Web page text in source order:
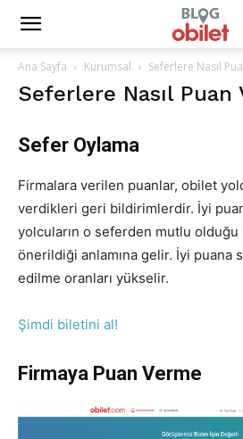
Ana Sayfa Kurumsal Seferlere Nasıl
Seferlere Nasıl Puan
Sefer Oylama
Firmalara verilen puanlar, obilet
verdikleri geri bildirimlerdir. İyi
yolcuların o seferden mutlu
önerildiği anlamına gelir. İyi puana
edilme oranları yükselir.
Şimdi biletini al!
Firmaya Puan Verme